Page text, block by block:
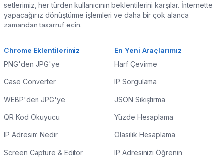
setlerimiz, her türden kullanıcının beklentilerini karşılar. İnternette
yapacağınız dönüştürme işlemleri ve daha bir çok alanda
zamandan tasarruf edin.
Chrome Eklentilerimiz
PNG'den JPG'ye
Case Converter
WEBP'den JPG'ye
QR Kod Okuyucu
IP Adresim Nedir
Screen Capture & Editor
En Yeni Araçlarımız
Harf Çevirme
IP Sorgulama
JSON Sıkıştırma
Yüzde Hesaplama
Olasılık Hesaplama
IP Adresinizi Öğrenin